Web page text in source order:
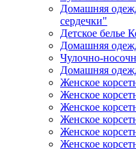
Домашняя
сердечки"
Детское белье
Домашняя
Чулочно-
Домашняя
Женское
Женское
Женское
Женское
Женское
Женское